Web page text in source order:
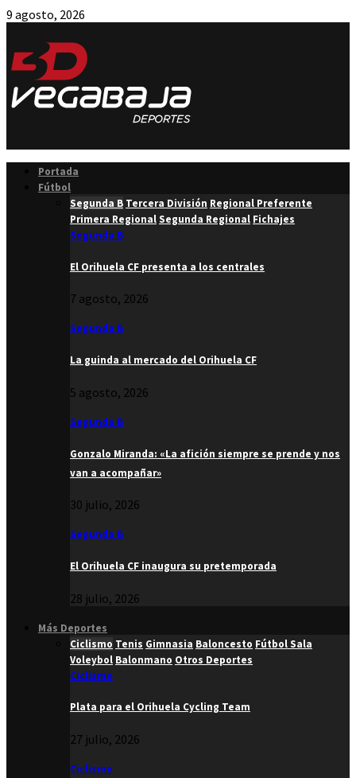
9 agosto, 2026
Portada
Fútbol
Segunda B Tercera División Regional Preferente
Primera RegionalSegunda Regional Fichajes
Segunda B
El Orihuela CF presenta a los centrales
7 agosto, 2026
Segunda B
La guinda al mercado del Orihuela CF
5 agosto, 2026
Segunda B
Gonzalo Miranda: «La afición siempre se prende y nos
van a acompañar»
30 julio, 2026
Segunda B
El Orihuela CF inaugura su pretemporada
28 julio, 2026
Más Deportes
Ciclismo Tenis Gimnasia Baloncesto Fútbol Sala
Voleybol Balonmano Otros Deportes
Ciclismo
Plata para el Orihuela Cycling Team
27 julio, 2026
Ciclismo